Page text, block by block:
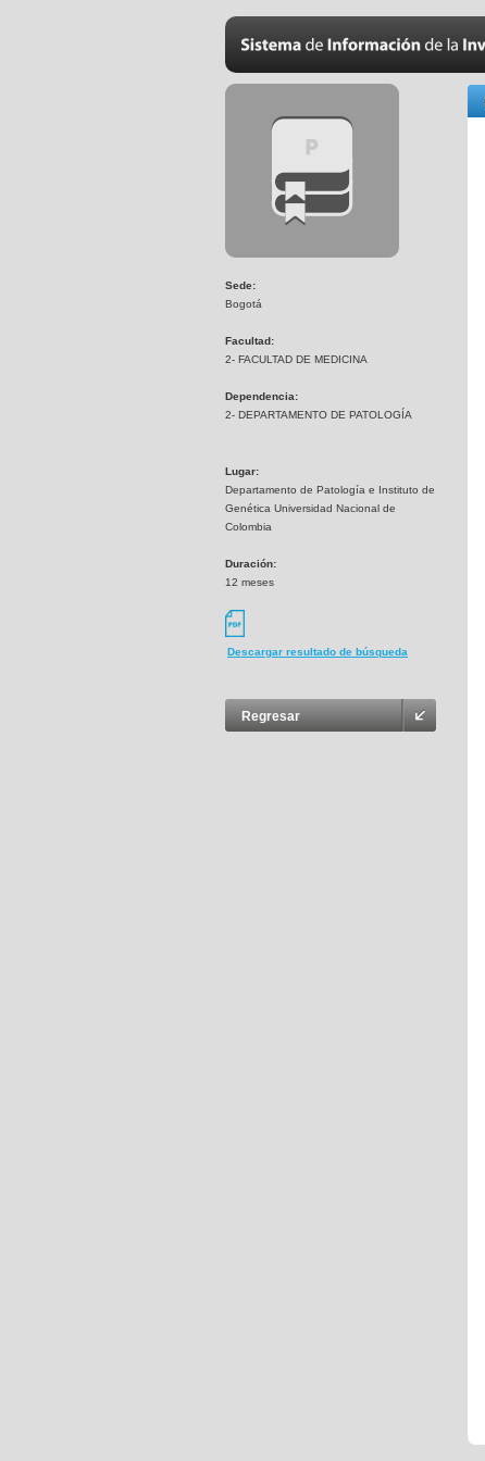
Sede:
Bogotá
Facultad:
2- FACULTAD DE MEDICINA
Dependencia:
2- DEPARTAMENTO DE PATOLOGÍA
Lugar:
Departamento de Patología e Instituto de
Genética Universidad Nacional de
Colombia
Duración:
12 meses
Descargar resultado de búsqueda
Regresar